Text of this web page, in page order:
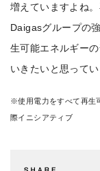
増えていますよね
Daigasグループの
生可能エネルギー
いきたいと思ってい
※使用電力をすべて再生
際イニシアティブ